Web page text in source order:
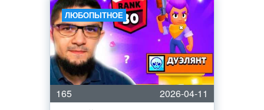
ЛЮБОПЫТНОЕ
165
2026-04-11